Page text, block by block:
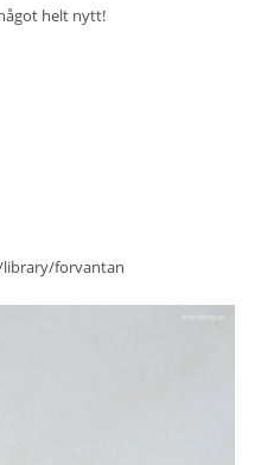
helt nytt!
forvantan